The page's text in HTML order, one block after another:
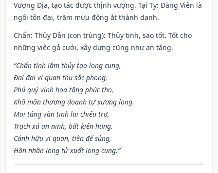
Vượng Địa, tạo tác được thịnh vượng. Tại Tỵ: Đăng Viên là
ngôi tôn đại, trăm mưu động ắt thành danh.
Chẩn: Thủy Dẫn (con trùng): Thủy tinh, sao tốt. Tốt cho
những việc gả cưới, xây dựng cũng như an táng.
“Chẩn tinh lâm thủy tạo long cung,
Đại đại vi quan thụ sắc phong,
Phú quý vinh hoa tăng phúc thọ,
Khố mãn thương doanh tự xương long.
Mai táng văn tinh lai chiếu trợ,
Trạch xá an ninh, bất kiến hung.
Cánh hữu vi quan, tiên đế sủng,
Hôn nhân long tử xuất long cung.”